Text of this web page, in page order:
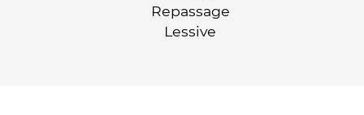
Repassage
Lessive